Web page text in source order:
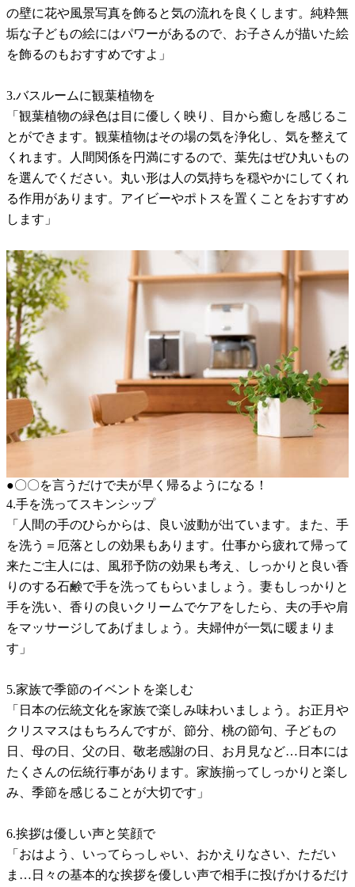
の壁に花や風景写真を飾ると気の流れを良くします。純粋無
垢な子どもの絵にはパワーがあるので、お子さんが描いた絵
を飾るのもおすすめですよ」
3.バスルームに観葉植物を
「観葉植物の緑色は目に優しく映り、目から癒しを感じるこ
とができます。観葉植物はその場の気を浄化し、気を整えて
くれます。人間関係を円満にするので、葉先はぜひ丸いもの
を選んでください。丸い形は人の気持ちを穏やかにしてくれ
る作用があります。アイビーやポトスを置くことをおすすめ
します」
●〇〇を言うだけで夫が早く帰るようになる！
4.手を洗ってスキンシップ
「人間の手のひらからは、良い波動が出ています。また、手
を洗う＝厄落としの効果もあります。仕事から疲れて帰って
来たご主人には、風邪予防の効果も考え、しっかりと良い香
りのする石鹸で手を洗ってもらいましょう。妻もしっかりと
手を洗い、香りの良いクリームでケアをしたら、夫の手や肩
をマッサージしてあげましょう。夫婦仲が一気に暖まりま
す」
5.家族で季節のイベントを楽しむ
「日本の伝統文化を家族で楽しみ味わいましょう。お正月や
クリスマスはもちろんですが、節分、桃の節句、子どもの
日、母の日、父の日、敬老感謝の日、お月見など…日本には
たくさんの伝統行事があります。家族揃ってしっかりと楽し
み、季節を感じることが大切です」
6.挨拶は優しい声と笑顔で
「おはよう、いってらっしゃい、おかえりなさい、ただい
ま…日々の基本的な挨拶を優しい声で相手に投げかけるだけ